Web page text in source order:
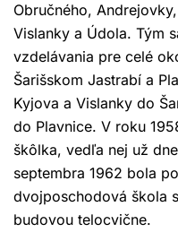
Obručného,
Vislanky a Údola. Tým
vzdelávania pre celé
Šarišskom Jastrabí a
Kyjova a Vislanky do
do Plavnice. V roku
škôlka, vedľa nej už
septembra 1962 bola
dvojposchodová škola
budovou telocvične.